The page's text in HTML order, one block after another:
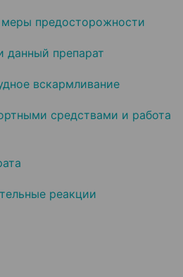
предосторожности
данный препарат
вскармливание
средствами и работа
реакции